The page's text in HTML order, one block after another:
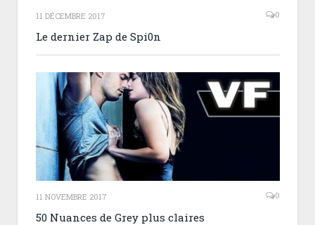
11 DÉCEMBRE 2017 0
Le dernier Zap de Spi0n
11 NOVEMBRE 2017 0
50 Nuances de Grey plus claires